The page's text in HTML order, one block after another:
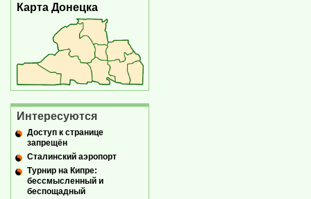
Карта Донецка
Интересуются
Доступ к странице
запрещён
Сталинский аэропорт
Турнир на Кипре:
бессмысленный и
беспощадный